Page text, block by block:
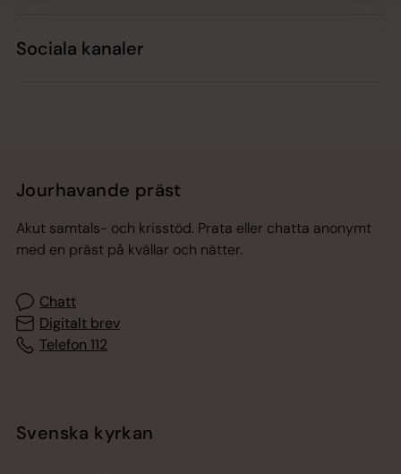
Sociala kanaler
Jourhavande präst
Akut samtals- och krisstöd. Prata eller chatta anonymt
med en präst på kvällar och nätter.
Chatt
Digitalt brev
Telefon 112
Svenska kyrkan